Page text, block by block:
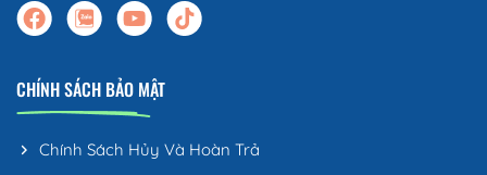
CHÍNH SÁCH BẢO MẬT
Chính Sách Hủy Và Hoàn Trả